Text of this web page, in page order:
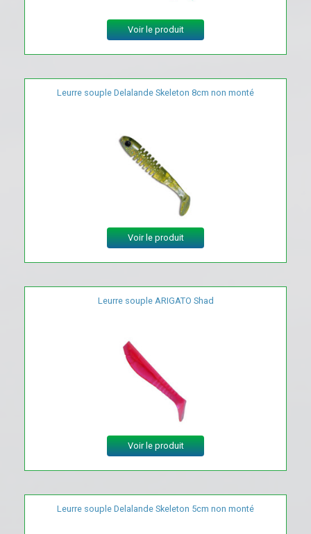
Voir le produit
Leurre souple Delalande Skeleton 8cm non monté
Voir le produit
Leurre souple ARIGATO Shad
Voir le produit
Leurre souple Delalande Skeleton 5cm non monté